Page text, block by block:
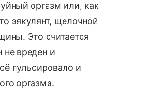
оргазм или, как
эякулянт, щелочной
Это считается
вреден и
пульсировало и
оргазма.